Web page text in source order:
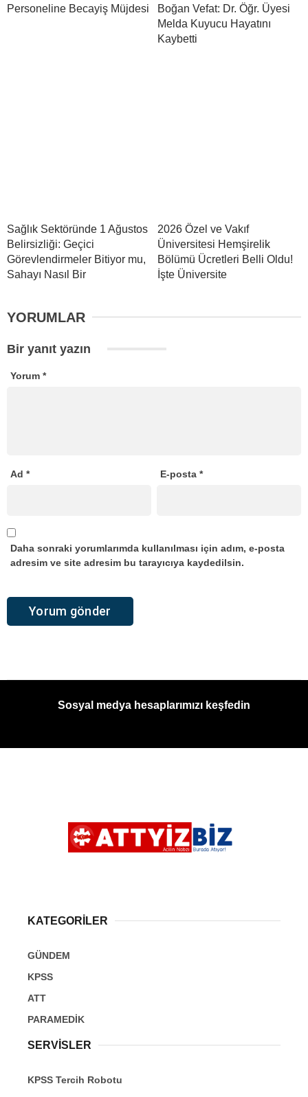
Personeline Becayiş Müjdesi
Boğan Vefat: Dr. Öğr. Üyesi
Melda Kuyucu Hayatını
Kaybetti
Sağlık Sektöründe 1 Ağustos
Belirsizliği: Geçici
Görevlendirmeler Bitiyor mu,
Sahayı Nasıl Bir
2026 Özel ve Vakıf
Üniversitesi Hemşirelik
Bölümü Ücretleri Belli Oldu!
İşte Üniversite
YORUMLAR
Bir yanıt yazın
Yorum *
Ad * E-posta*
Daha sonraki yorumlarımda kullanılması için adım, e-posta
adresim ve site adresim bu tarayıcıya kaydedilsin.
Sosyal medya hesaplarımızı keşfedin
KATEGORİLER
GÜNDEM
KPSS
ATT
PARAMEDİK
SERVİSLER
KPSS Tercih Robotu